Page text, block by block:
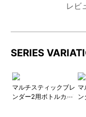
レビ
SERIES
マルチスティックブレ
ンダー2用ボトルカバ
マ
ン